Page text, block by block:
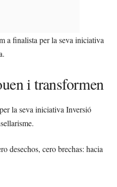
a finalista per la seva iniciativa
i transformen
la seva iniciativa Inversió
desechos, cero brechas: hacia